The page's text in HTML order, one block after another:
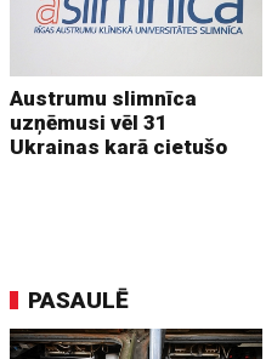
Austrumu slimnīca
uzņēmusi vēl 31
Ukrainas karā cietušo
PASAULĒ